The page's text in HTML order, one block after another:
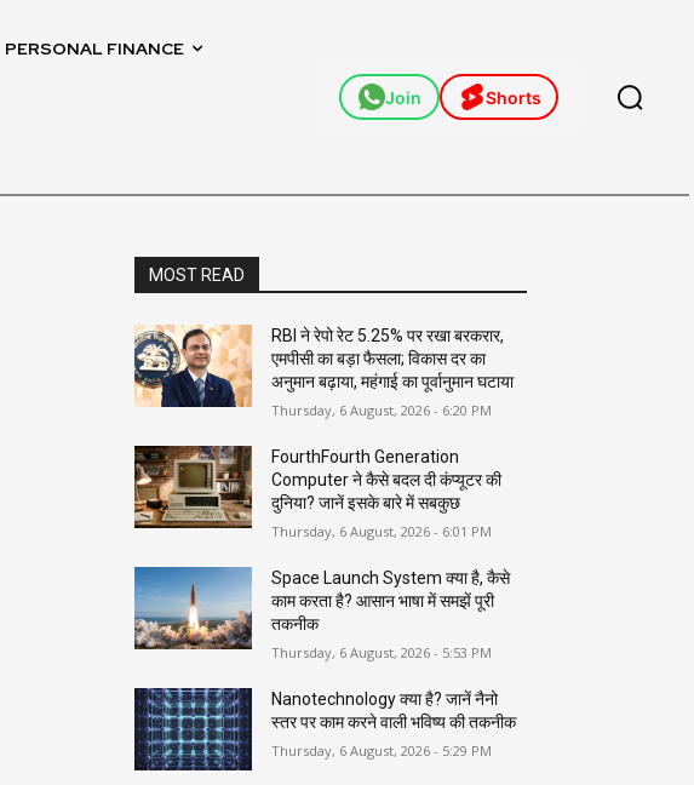
PERSONAL FINANCE
Join Shorts
MOST READ
RBI ने रेपो रेट 5.25% पर रखा बरकरार,
एमपीसी का बड़ा फैसला; विकास दर का
अनुमान बढ़ाया, महंगाई का पूर्वानुमान घटाया
Thursday, 6 August, 2026 - 6:20 PM
FourthFourth Generation
Computer ने कैसे बदल दी कंप्यूटर की
दुनिया? जानें इसके बारे में सबकुछ
Thursday, 6 August, 2026 - 6:01 PM
Space Launch System क्या है, कैसे
काम करता है? आसान भाषा में समझें पूरी
तकनीक
Thursday, 6 August, 2026 - 5:53 PM
Nanotechnology क्या है? जानें नैनो
स्तर पर काम करने वाली भविष्य की तकनीक
Thursday, 6 August, 2026 - 5:29 PM